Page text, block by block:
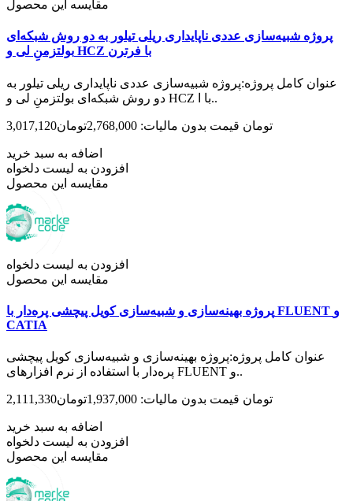
مقایسه این محصول
پروژه شبیه‌سازی عددی ناپایداری ریلی تیلور به دو روش شبکه‌ای
بولتزمنِ لی و HCZ با فرترن
عنوان کامل پروژه:پروژه شبیه‌سازی عددی ناپایداری ریلی تیلور به
دو روش شبکه‌ای بولتزمنِ لی و HCZ با ا..
3,017,120تومان قیمت بدون مالیات: 2,768,000تومان
اضافه به سبد خرید
افزودن به لیست دلخواه
مقایسه این محصول
افزودن به لیست دلخواه
مقایسه این محصول
پروژه بهینه‌سازی و شبیه‌سازی کویل پیچشی پره‌دار با FLUENT و
CATIA
عنوان کامل پروژه:پروژه بهینه‌سازی و شبیه‌سازی کویل پیچشی
پره‌دار با استفاده از نرم افزارهای FLUENT و..
2,111,330تومان قیمت بدون مالیات: 1,937,000تومان
اضافه به سبد خرید
افزودن به لیست دلخواه
مقایسه این محصول